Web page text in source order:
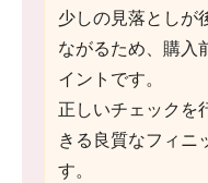
少しの見落としが
ながるため、購入
イントです。
正しいチェックを
きる良質なフィニ
す。